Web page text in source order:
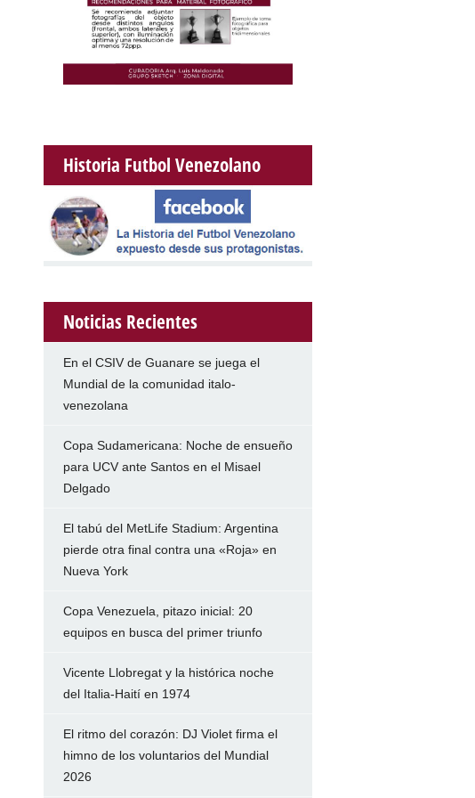
Historia Futbol Venezolano
Noticias Recientes
En el CSIV de Guanare se juega el
Mundial de la comunidad italo-
venezolana
Copa Sudamericana: Noche de ensueño
para UCV ante Santos en el Misael
Delgado
El tabú del MetLife Stadium: Argentina
pierde otra final contra una «Roja» en
Nueva York
Copa Venezuela, pitazo inicial: 20
equipos en busca del primer triunfo
Vicente Llobregat y la histórica noche
del Italia-Haití en 1974
El ritmo del corazón: DJ Violet firma el
himno de los voluntarios del Mundial
2026